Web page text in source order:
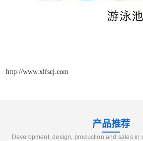
http://www.xlfscj.com
产品推荐
Development, design, production and sales in